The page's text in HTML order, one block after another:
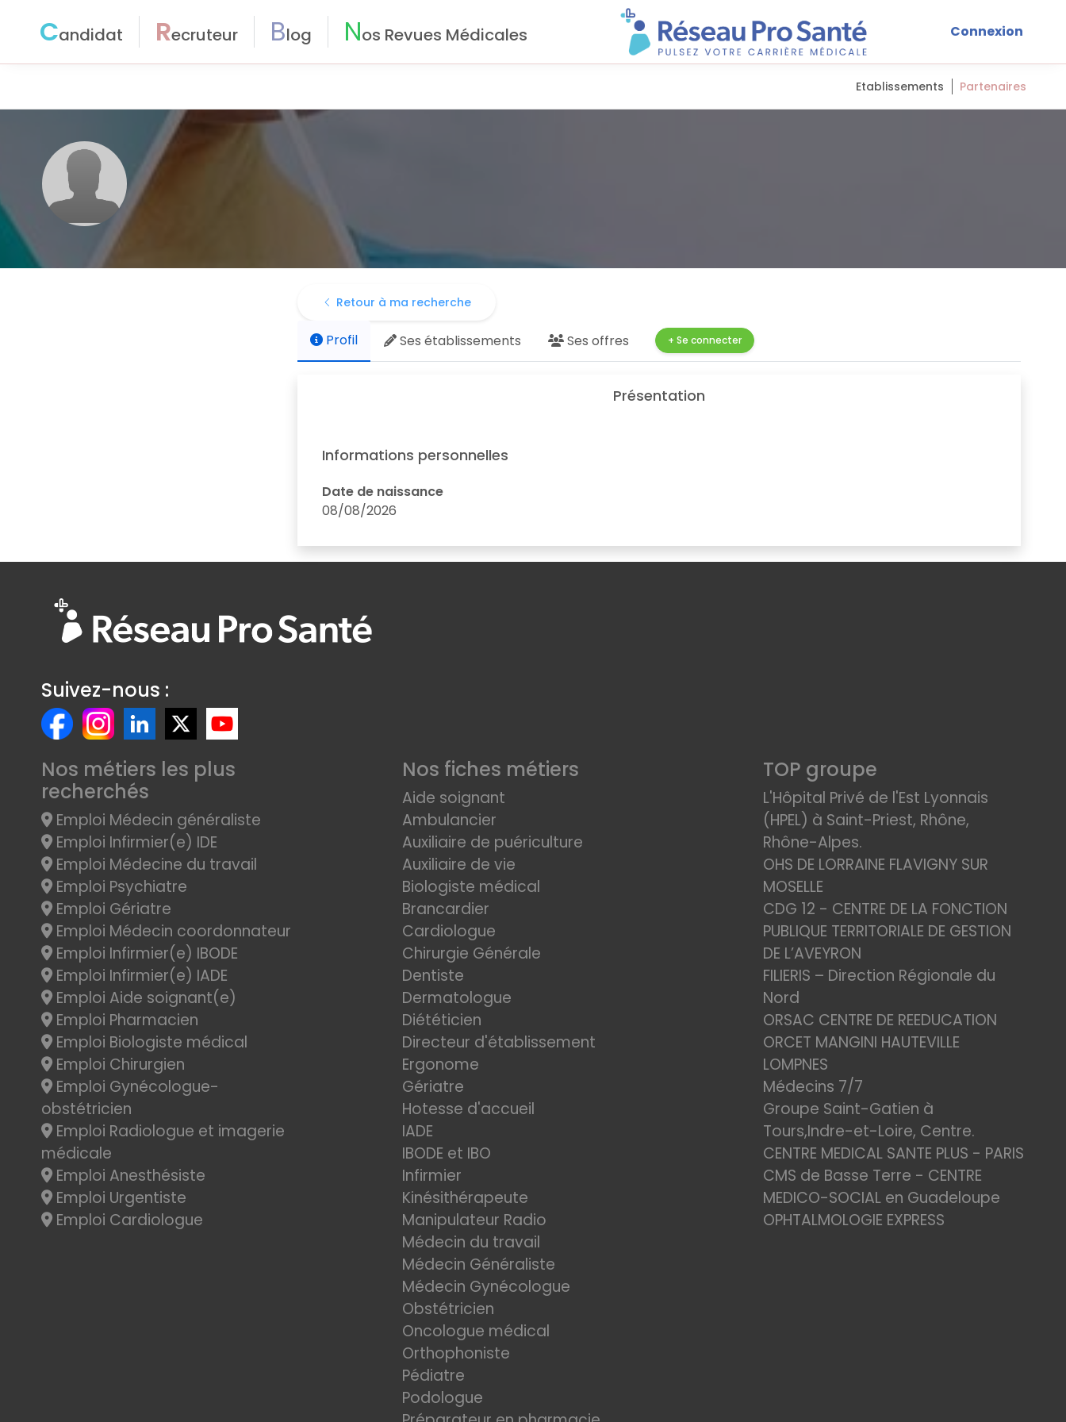
Candidat Recruteur Blog Nos Revues Médicales Connexion
Etablissements Partenaires
Retour à ma recherche
Profil Ses établissements Ses offres + Se connecter
Présentation
Informations personnelles
Date de naissance
08/08/2026
Suivez-nous :
Nos métiers les plus
recherchés
Emploi Médecin généraliste
Emploi Infirmier(e) IDE
Emploi Médecine du travail
Emploi Psychiatre
Emploi Gériatre
Emploi Médecin coordonnateur
Emploi Infirmier(e) IBODE
Emploi Infirmier(e) IADE
Emploi Aide soignant(e)
Emploi Pharmacien
Emploi Biologiste médical
Emploi Chirurgien
Emploi Gynécologue-
obstétricien
Emploi Radiologue et imagerie
médicale
Emploi Anesthésiste
Emploi Urgentiste
Emploi Cardiologue
Nos fiches métiers
Aide soignant
Ambulancier
Auxiliaire de puériculture
Auxiliaire de vie
Biologiste médical
Brancardier
Cardiologue
Chirurgie Générale
Dentiste
Dermatologue
Diététicien
Directeur d'établissement
Ergonome
Gériatre
Hotesse d'accueil
IADE
IBODE et IBO
Infirmier
Kinésithérapeute
Manipulateur Radio
Médecin du travail
Médecin Généraliste
Médecin Gynécologue
Obstétricien
Oncologue médical
Orthophoniste
Pédiatre
Podologue
TOP groupe
L'Hôpital Privé de l'Est Lyonnais
(HPEL) à Saint-Priest, Rhône,
Rhône-Alpes.
OHS DE LORRAINE FLAVIGNY SUR
MOSELLE
CDG 12 - CENTRE DE LA FONCTION
PUBLIQUE TERRITORIALE DE GESTION
DE L’AVEYRON
FILIERIS – Direction Régionale du
Nord
ORSAC CENTRE DE REEDUCATION
ORCET MANGINI HAUTEVILLE
LOMPNES
Médecins 7/7
Groupe Saint-Gatien à
Tours,Indre-et-Loire, Centre.
CENTRE MEDICAL SANTE PLUS - PARIS
CMS de Basse Terre - CENTRE
MEDICO-SOCIAL en Guadeloupe
OPHTALMOLOGIE EXPRESS